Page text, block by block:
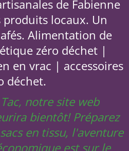
de Fabienne
produits locaux. Un
Alimentation de
zéro déchet |
en vrac | accessoires
déchet.
notre site web
bientôt! Préparez
en tissu, l'aventure
est sur le